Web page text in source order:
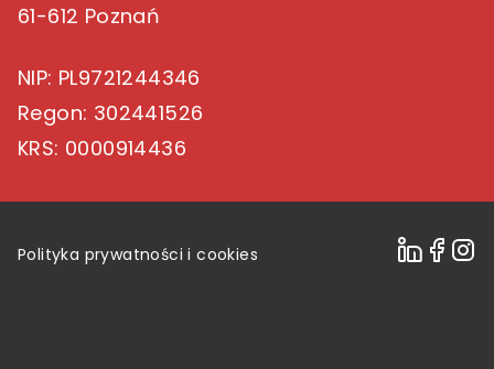
61-612 Poznań
NIP: PL9721244346
Regon: 302441526
KRS: 0000914436
Polityka prywatności i cookies